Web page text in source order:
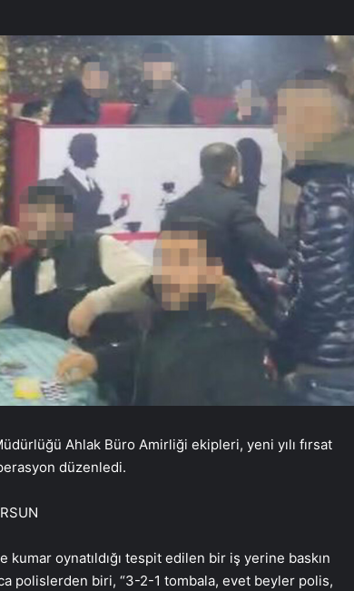
Ahlak Büro Amirliği ekipleri, yeni yılı fırsat
düzenledi.
kumar oynatıldığı tespit edilen bir iş yerine baskın
polislerden biri, “3-2-1 tombala, evet beyler polis,